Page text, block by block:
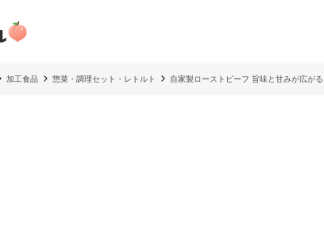
加工食品 惣菜・調理セット・レトルト 自家製ローストビーフ 旨味と甘みが広が